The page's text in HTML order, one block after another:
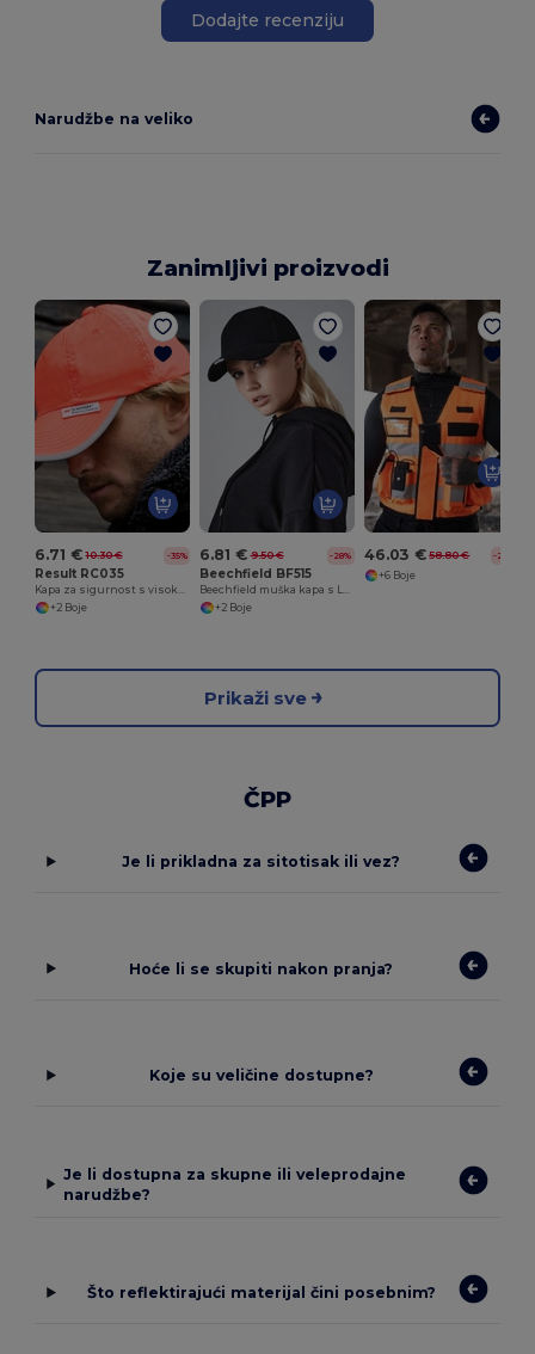
Dodajte recenziju
Narudžbe na veliko
Zanimljivi proizvodi
6.71 € 10.30 € -35%
Result RC035
Kapa za sigurnost s visokom vidljivošću i UV zaštitom
+2 Boje
6.81 € 9.50 € -28%
Beechfield BF515
Beechfield muška kapa s LED svjetlom za noćnu viziju
+2 Boje
46.03 € 58.80 € -22%
+6 Boje
Prikaži sve
ČPP
Je li prikladna za sitotisak ili vez?
Hoće li se skupiti nakon pranja?
Koje su veličine dostupne?
Je li dostupna za skupne ili veleprodajne
narudžbe?
Što reflektirajući materijal čini posebnim?